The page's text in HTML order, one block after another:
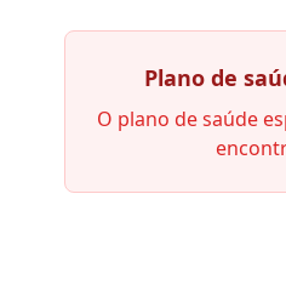
Plano de
O plano de saúde